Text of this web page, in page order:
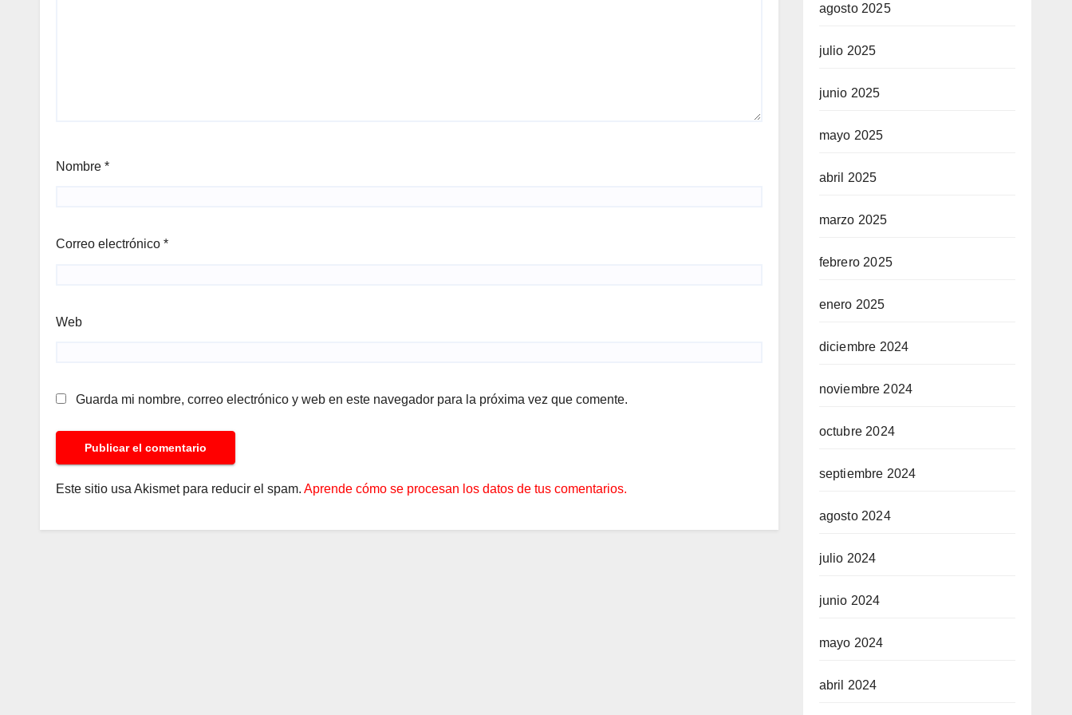
Nombre *
Correo electrónico *
Web
Guarda mi nombre, correo electrónico y web en este navegador para la próxima vez que comente.
Este sitio usa Akismet para reducir el spam. Aprende cómo se procesan los datos de tus comentarios.
agosto 2025
julio 2025
junio 2025
mayo 2025
abril 2025
marzo 2025
febrero 2025
enero 2025
diciembre 2024
noviembre 2024
octubre 2024
septiembre 2024
agosto 2024
julio 2024
junio 2024
mayo 2024
abril 2024